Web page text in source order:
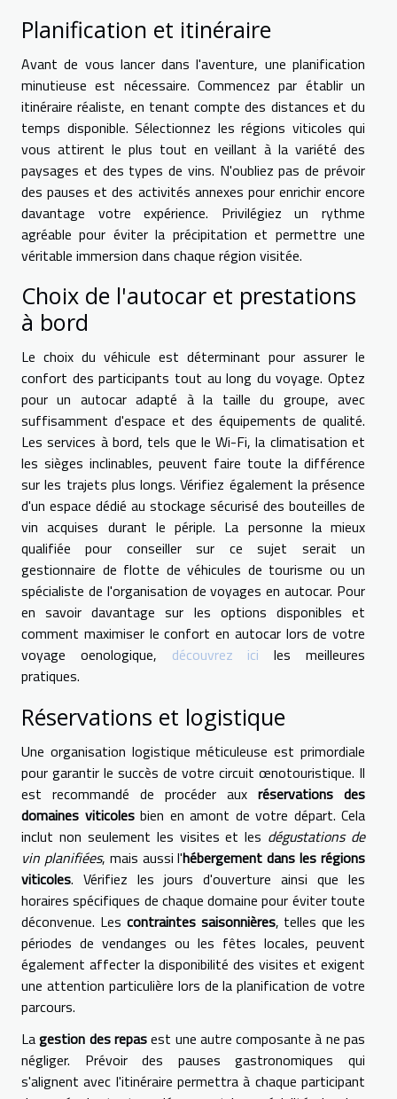
Planification et itinéraire
Avant de vous lancer dans l'aventure, une planification
minutieuse est nécessaire. Commencez par établir un
itinéraire réaliste, en tenant compte des distances et du
temps disponible. Sélectionnez les régions viticoles qui
vous attirent le plus tout en veillant à la variété des
paysages et des types de vins. N'oubliez pas de prévoir
des pauses et des activités annexes pour enrichir encore
davantage votre expérience. Privilégiez un rythme
agréable pour éviter la précipitation et permettre une
véritable immersion dans chaque région visitée.
Choix de l'autocar et prestations
à bord
Le choix du véhicule est déterminant pour assurer le
confort des participants tout au long du voyage. Optez
pour un autocar adapté à la taille du groupe, avec
suffisamment d'espace et des équipements de qualité.
Les services à bord, tels que le Wi-Fi, la climatisation et
les sièges inclinables, peuvent faire toute la différence
sur les trajets plus longs. Vérifiez également la présence
d'un espace dédié au stockage sécurisé des bouteilles de
vin acquises durant le périple. La personne la mieux
qualifiée pour conseiller sur ce sujet serait un
gestionnaire de flotte de véhicules de tourisme ou un
spécialiste de l'organisation de voyages en autocar. Pour
en savoir davantage sur les options disponibles et
comment maximiser le confort en autocar lors de votre
voyage oenologique, découvrez ici les meilleures
pratiques.
Réservations et logistique
Une organisation logistique méticuleuse est primordiale
pour garantir le succès de votre circuit œnotouristique. Il
est recommandé de procéder aux réservations des
domaines viticolesbien en amont de votre départ. Cela
inclut non seulement les visites et les dégustations de
vin planifiées, mais aussi l'hébergement dans les régions
viticoles. Vérifiez les jours d'ouverture ainsi que les
horaires spécifiques de chaque domaine pour éviter toute
déconvenue. Les contraintes saisonnières, telles que les
périodes de vendanges ou les fêtes locales, peuvent
également affecter la disponibilité des visites et exigent
une attention particulière lors de la planification de votre
parcours.
Lagestion des repasest une autre composante à ne pas
négliger. Prévoir des pauses gastronomiques qui
s'alignent avec l'itinéraire permettra à chaque participant